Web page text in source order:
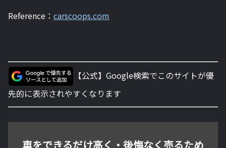
Reference： carscoops.com
【公式】Google検索でこのサイトが優
先的に表示されやすくなります
車をできるだけ高く・後悔なく売るため